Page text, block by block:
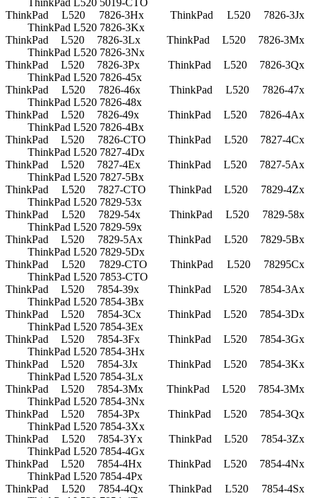
ThinkPad L520 5019-CTO
ThinkPad L520 7826-3Hx
ThinkPad L520 7826-3Jx
ThinkPad L520 7826-3Kx
ThinkPad L520 7826-3Lx
ThinkPad L520 7826-3Mx
ThinkPad L520 7826-3Nx
ThinkPad L520 7826-3Px
ThinkPad L520 7826-3Qx
ThinkPad L520 7826-45x
ThinkPad L520 7826-46x
ThinkPad L520 7826-47x
ThinkPad L520 7826-48x
ThinkPad L520 7826-49x
ThinkPad L520 7826-4Ax
ThinkPad L520 7826-4Bx
ThinkPad L520 7826-CTO
ThinkPad L520 7827-4Cx
ThinkPad L520 7827-4Dx
ThinkPad L520 7827-4Ex
ThinkPad L520 7827-5Ax
ThinkPad L520 7827-5Bx
ThinkPad L520 7827-CTO
ThinkPad L520 7829-4Zx
ThinkPad L520 7829-53x
ThinkPad L520 7829-54x
ThinkPad L520 7829-58x
ThinkPad L520 7829-59x
ThinkPad L520 7829-5Ax
ThinkPad L520 7829-5Bx
ThinkPad L520 7829-5Dx
ThinkPad L520 7829-CTO
ThinkPad L520 78295Cx
ThinkPad L520 7853-CTO
ThinkPad L520 7854-39x
ThinkPad L520 7854-3Ax
ThinkPad L520 7854-3Bx
ThinkPad L520 7854-3Cx
ThinkPad L520 7854-3Dx
ThinkPad L520 7854-3Ex
ThinkPad L520 7854-3Fx
ThinkPad L520 7854-3Gx
ThinkPad L520 7854-3Hx
ThinkPad L520 7854-3Jx
ThinkPad L520 7854-3Kx
ThinkPad L520 7854-3Lx
ThinkPad L520 7854-3Mx
ThinkPad L520 7854-3Mx
ThinkPad L520 7854-3Nx
ThinkPad L520 7854-3Px
ThinkPad L520 7854-3Qx
ThinkPad L520 7854-3Xx
ThinkPad L520 7854-3Yx
ThinkPad L520 7854-3Zx
ThinkPad L520 7854-4Gx
ThinkPad L520 7854-4Hx
ThinkPad L520 7854-4Nx
ThinkPad L520 7854-4Px
ThinkPad L520 7854-4Qx
ThinkPad L520 7854-4Sx